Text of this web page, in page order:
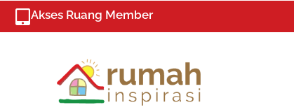
Skip
content
Akses Ruang Member